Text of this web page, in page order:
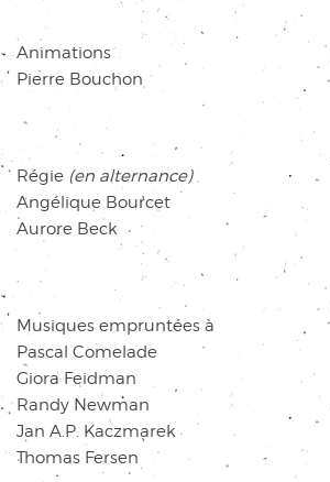
Animations
Pierre Bouchon
Régie (en alternance)
Angélique Bourcet
Aurore Beck
Musiques empruntées à
Pascal Comelade
Giora Feidman
Randy Newman
Jan A.P. Kaczmarek
Thomas Fersen